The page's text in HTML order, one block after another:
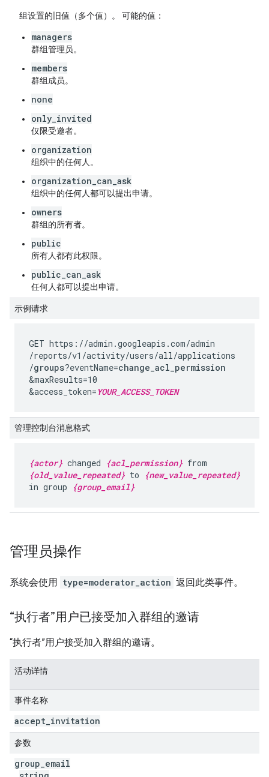
组设置的旧值（多个值）。 可能的值：
managers
群组管理员。
members
群组成员。
none
only_invited
仅限受邀者。
organization
组织中的任何人。
organization_can_ask
组织中的任何人都可以提出申请。
owners
群组的所有者。
public
所有人都有此权限。
public_can_ask
任何人都可以提出申请。
示例请求
GET https://admin.googleapis.com/admin
/reports/v1 /activity/users/all/applications
/groups?eventName=change_acl_permission
&maxResults=10
&access_token= YOUR_ACCESS_TOKEN
管理控制台消息格式
{actor} changed {acl_permission} from
{old_value_repeated} to
{new_value_repeated}
in group
{group_email}
管理员操作
系统会使用 type=moderator_action 返回此类事件。
“执行者”用户已接受加入群组的邀请
“执行者”用户接受加入群组的邀请。
活动详情
事件名称
accept invitation
参数
group email